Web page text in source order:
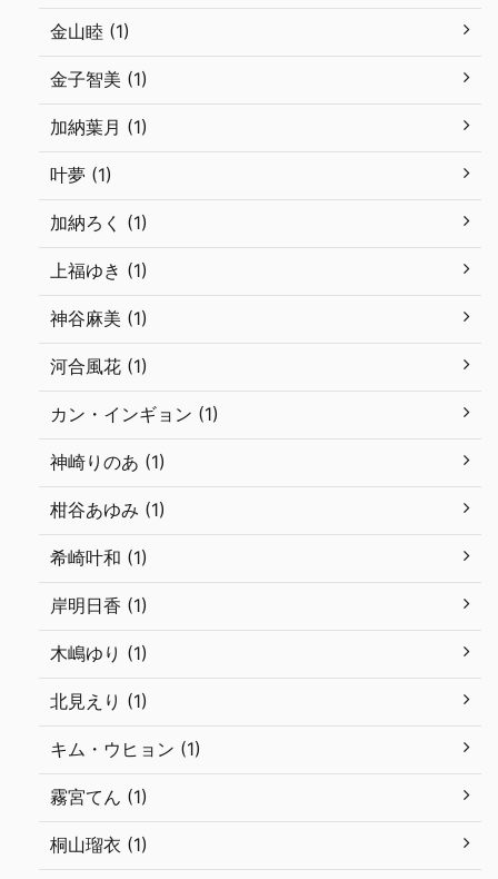
金山睦 (1)
金子智美 (1)
加納葉月 (1)
叶夢 (1)
加納ろく (1)
上福ゆき (1)
神谷麻美 (1)
河合風花 (1)
カン・インギョン (1)
神崎りのあ (1)
柑谷あゆみ (1)
希崎叶和 (1)
岸明日香 (1)
木嶋ゆり (1)
北見えり (1)
キム・ウヒョン (1)
霧宮てん (1)
桐山瑠衣 (1)